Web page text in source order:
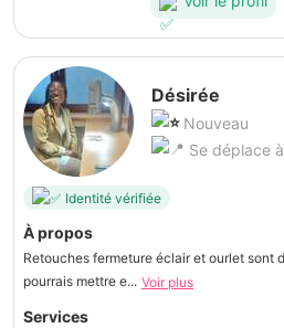
Désirée
Nouveau
Se déplace
Identité vérifiée
À propos
Retouches fermeture éclair et ourlet sont
pourrais mettre e... Voir plus
Services